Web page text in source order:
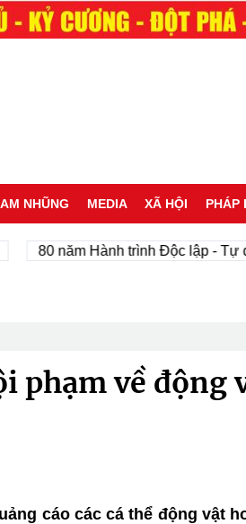
NHŨNG MEDIA XÃ HỘI PHÁP
năm Hành trình Độc lập - Tự do -
phạm về động
cáo các cá thể động vật